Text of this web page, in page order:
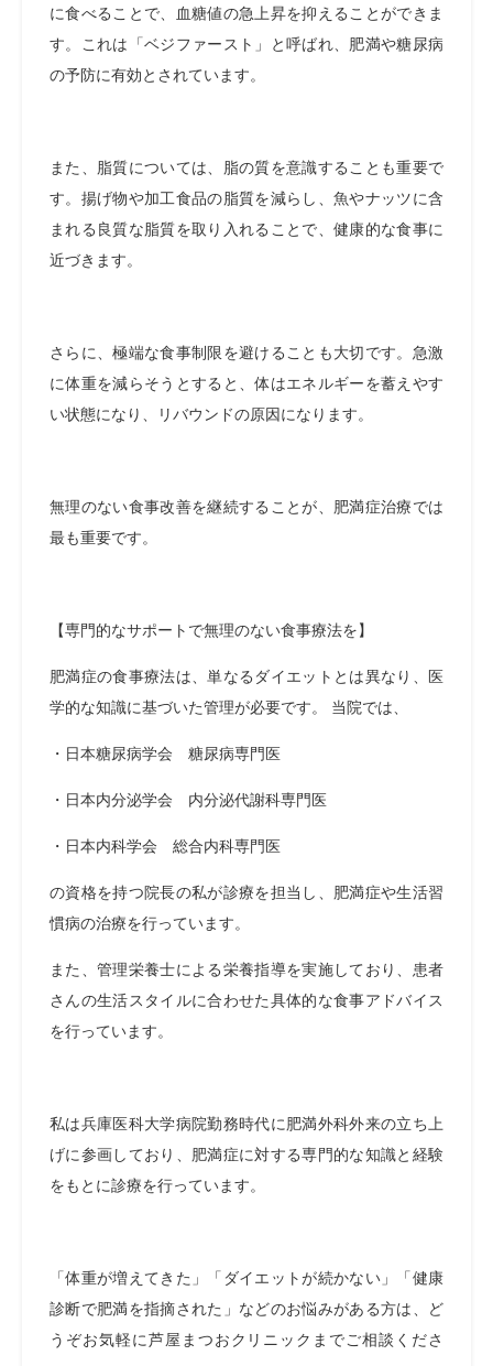
に食べることで、血糖値の急上昇を抑えることができま
す。これは「ベジファースト」と呼ばれ、肥満や糖尿病
の予防に有効とされています。
また、脂質については、脂の質を意識することも重要で
す。揚げ物や加工食品の脂質を減らし、魚やナッツに含
まれる良質な脂質を取り入れることで、健康的な食事に
近づきます。
さらに、極端な食事制限を避けることも大切です。急激
に体重を減らそうとすると、体はエネルギーを蓄えやす
い状態になり、リバウンドの原因になります。
無理のない食事改善を継続することが、肥満症治療では
最も重要です。
【専門的なサポートで無理のない食事療法を】
肥満症の食事療法は、単なるダイエットとは異なり、医
学的な知識に基づいた管理が必要です。 当院では、
・日本糖尿病学会 糖尿病専門医
・日本内分泌学会 内分泌代謝科専門医
・日本内科学会 総合内科専門医
の資格を持つ院長の私が診療を担当し、肥満症や生活習
慣病の治療を行っています。
また、管理栄養士による栄養指導を実施しており、患者
さんの生活スタイルに合わせた具体的な食事アドバイス
を行っています。
私は兵庫医科大学病院勤務時代に肥満外科外来の立ち上
げに参画しており、肥満症に対する専門的な知識と経験
をもとに診療を行っています。
「体重が増えてきた」「ダイエットが続かない」「健康
診断で肥満を指摘された」などのお悩みがある方は、ど
うぞお気軽に芦屋まつおクリニックまでご相談くださ